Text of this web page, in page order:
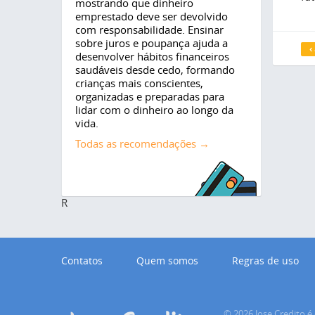
mostrando que dinheiro
emprestado deve ser devolvido
com responsabilidade. Ensinar
sobre juros e poupança ajuda a
desenvolver hábitos financeiros
saudáveis desde cedo, formando
crianças mais conscientes,
organizadas e preparadas para
lidar com o dinheiro ao longo da
vida.
Todas as recomendações →
R
Contatos Quem somos Regras de uso